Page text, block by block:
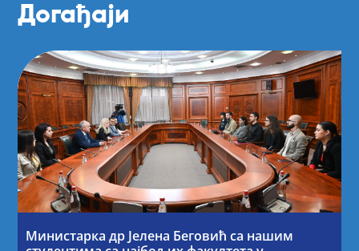
Догађаји
Министарка др Јелена Беговић са нашим